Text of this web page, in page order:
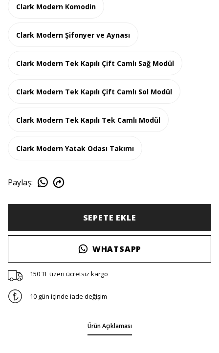
Clark Modern Komodin
Clark Modern Şifonyer ve Aynası
Clark Modern Tek Kapılı Çift Camlı Sağ Modül
Clark Modern Tek Kapılı Çift Camlı Sol Modül
Clark Modern Tek Kapılı Tek Camlı Modül
Clark Modern Yatak Odası Takımı
Paylaş:
SEPETE EKLE
WHATSAPP
150 TL üzeri ücretsiz kargo
10 gün içinde iade değişim
Ürün Açıklaması